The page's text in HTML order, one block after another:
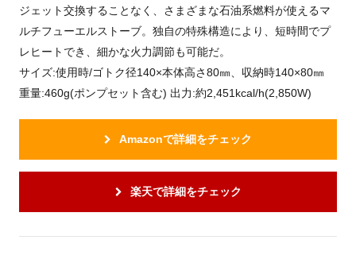
ジェット交換することなく、さまざまな石油系燃料が使えるマ
ルチフューエルストーブ。独自の特殊構造により、短時間でプ
レヒートでき、細かな火力調節も可能だ。
サイズ:使用時/ゴトク径140×本体高さ80㎜、収納時140×80㎜
重量:460g(ポンプセット含む) 出力:約2,451kcal/h(2,850W)
Amazonで詳細をチェック
楽天で詳細をチェック